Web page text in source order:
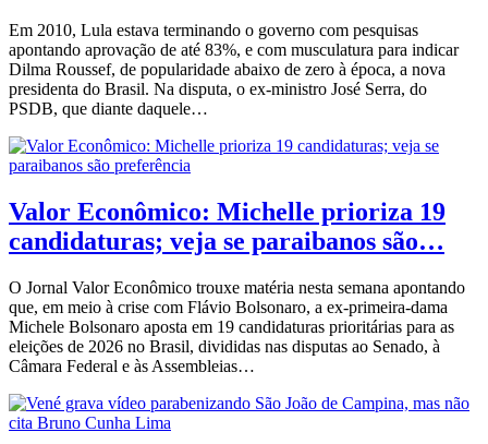
Em 2010, Lula estava terminando o governo com pesquisas
apontando aprovação de até 83%, e com musculatura para indicar
Dilma Roussef, de popularidade abaixo de zero à época, a nova
presidenta do Brasil. Na disputa, o ex-ministro José Serra, do
PSDB, que diante daquele…
Valor Econômico: Michelle prioriza 19
candidaturas; veja se paraibanos são…
O Jornal Valor Econômico trouxe matéria nesta semana apontando
que, em meio à crise com Flávio Bolsonaro, a ex-primeira-dama
Michele Bolsonaro aposta em 19 candidaturas prioritárias para as
eleições de 2026 no Brasil, divididas nas disputas ao Senado, à
Câmara Federal e às Assembleias…